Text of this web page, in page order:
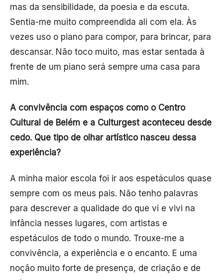
mas da sensibilidade, da poesia e da escuta.
Sentia-me muito compreendida ali com ela. Às
vezes uso o piano para compor, para brincar, para
descansar. Não toco muito, mas estar sentada à
frente de um piano será sempre uma casa para
mim.
A convivência com espaços como o Centro
Cultural de Belém e a Culturgest aconteceu desde
cedo. Que tipo de olhar artístico nasceu dessa
experiência?
A minha maior escola foi ir aos espetáculos quase
sempre com os meus pais. Não tenho palavras
para descrever a qualidade do que vi e vivi na
infância nesses lugares, com artistas e
espetáculos de todo o mundo. Trouxe-me a
convivência, a experiência e o encanto. E uma
noção muito forte de presença, de criação e de